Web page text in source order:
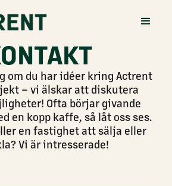
om du har idéer kring Actrent
– vi älskar att diskutera
Ofta börjar givande
en kopp kaffe, så låt oss ses.
en fastighet att sälja eller
Vi är intresserade!